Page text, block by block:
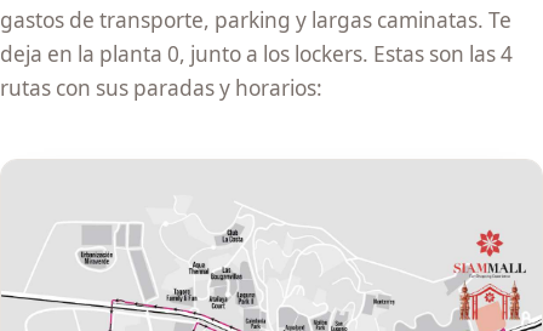
gastos de transporte, parking y largas caminatas. Te
deja en la planta 0, junto a los lockers. Estas son las 4
rutas con sus paradas y horarios: